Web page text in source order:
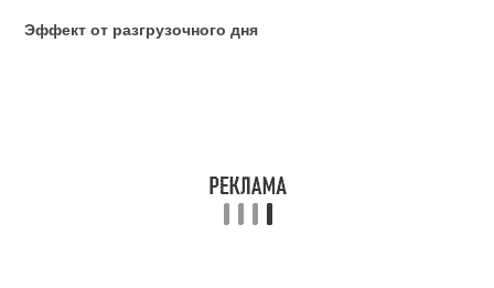
Эффект от разгрузочного дня